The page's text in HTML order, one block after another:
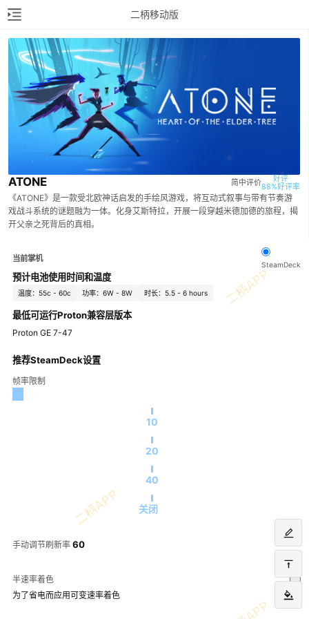
二柄移动版
ATONE 简中评价
好评
88%好评率
《ATONE》是一款受北欧神话启发的手绘风游戏，将互动式叙事与带有节奏游
戏战斗系统的谜题融为一体。化身艾斯特拉，开展一段穿越米德加德的旅程，揭
开父亲之死背后的真相。
当前掌机
SteamDeck
预计电池使用时间和温度
温度：55c - 60c 功率：6W - 8W 时长：5.5 - 6 hours
最低可运行Proton兼容层版本
Proton GE 7-47
推荐SteamDeck设置
帧率限制
10
20
40
关闭
手动调节刷新率 60
半速率着色
为了省电而应用可变速率着色